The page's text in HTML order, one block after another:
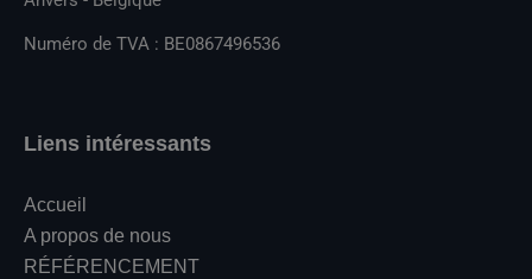
Numéro de TVA : BE0867496536
Liens intéressants
Accueil
A propos de nous
RÉFÉRENCEMENT